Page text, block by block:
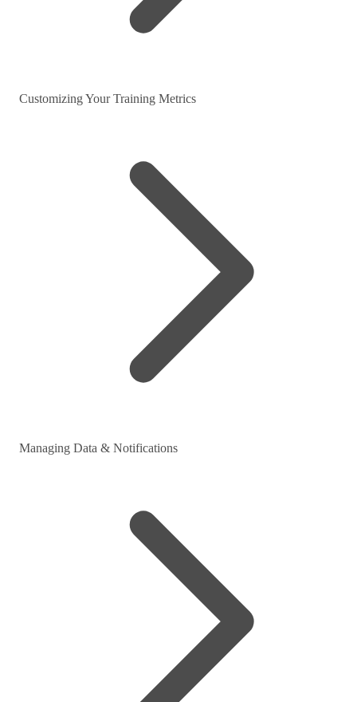
Customizing Your Training Metrics
Managing Data & Notifications